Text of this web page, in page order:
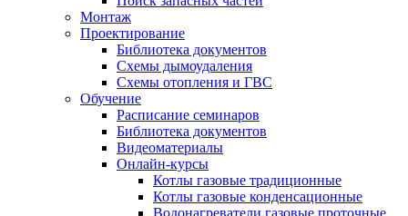
Монтаж
Проектирование
Библиотека документов
Схемы дымоудаления
Схемы отопления и ГВС
Обучение
Расписание семинаров
Библиотека документов
Видеоматериалы
Онлайн-курсы
Котлы газовые традиционные
Котлы газовые конденсационные
Водонагреватели газовые проточные